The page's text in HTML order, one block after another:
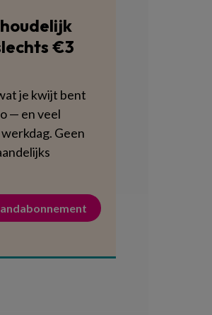
€3
je kwijt bent
— en veel
werkdag. Geen